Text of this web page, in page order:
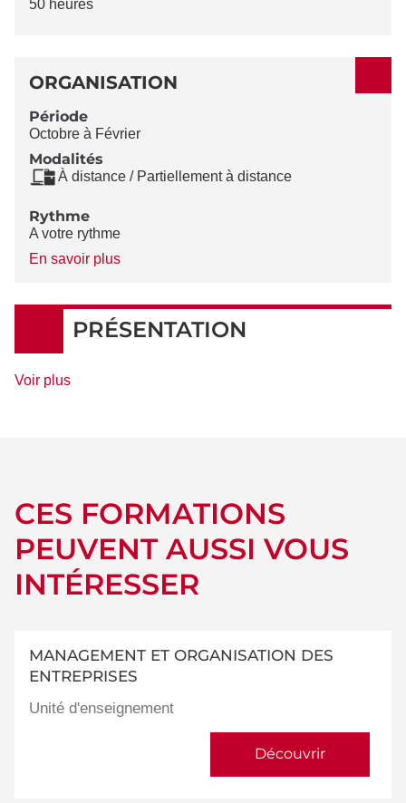
50 heures
ORGANISATION
Période
Octobre à Février
Modalités
À distance / Partiellement à distance
Rythme
A votre rythme
En savoir plusà
Rythme
PRÉSENTATION
Voir plusde
CES FORMATIONS
PEUVENT AUSSI VOUS
INTÉRESSER
MANAGEMENT ET ORGANISATION DES
ENTREPRISES
Unité d'enseignement
Découvrir